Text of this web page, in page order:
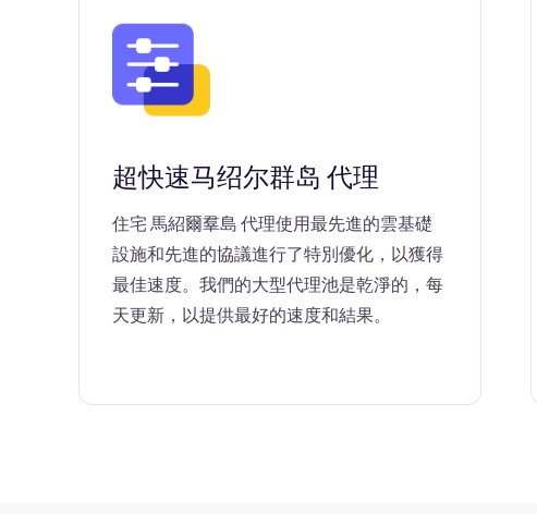
超快速马绍尔群岛 代理
住宅 馬紹爾羣島 代理使用最先進的雲基礎
設施和先進的協議進行了特別優化，以獲得
最佳速度。我們的大型代理池是乾淨的，每
天更新，以提供最好的速度和結果。